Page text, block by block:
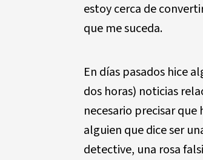
estoy cerca de
que me suceda.
En días pasados hice
dos horas) noticias
necesario precisar
alguien que dice ser
detective, una rosa